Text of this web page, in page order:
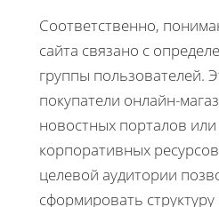
Соответственно,
сайта связано с
группы пользователей.
покупатели онлайн-
новостных порталов
корпоративных
целевой аудитории
сформировать структуру